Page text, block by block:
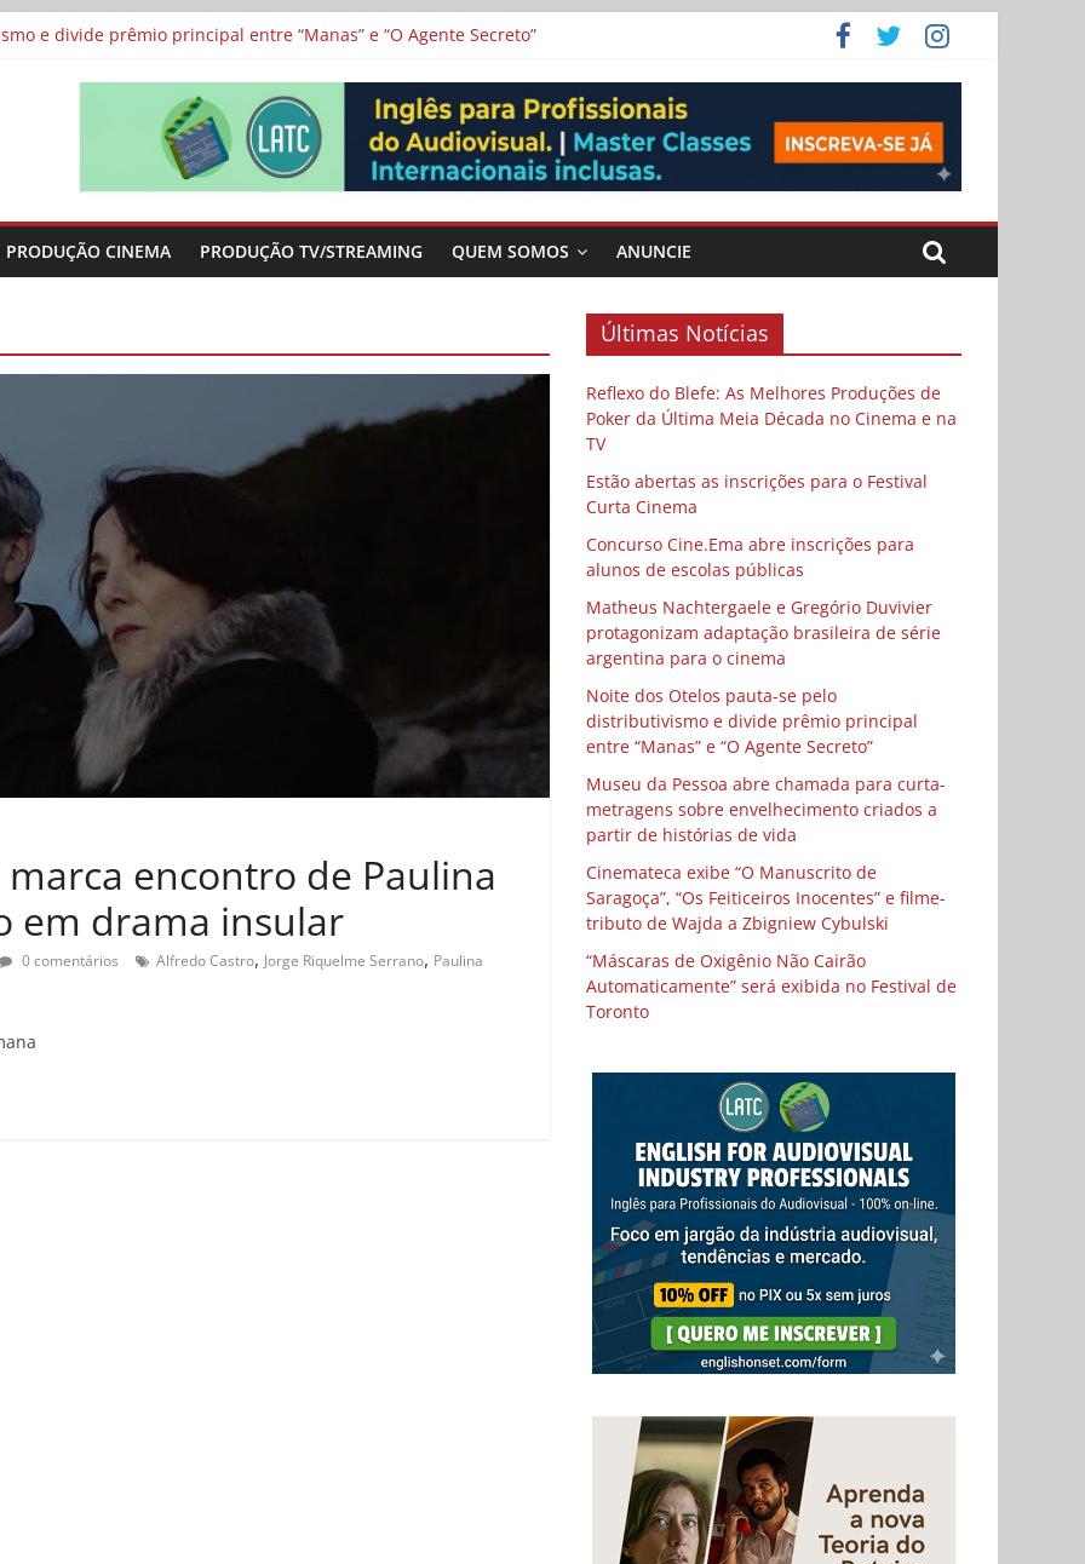
adaptação brasileira de série argentina para o cinema
e divide prêmio principal entre “Manas” e “O Agente Secreto”
Cinema
de escolas públicas
PRODUÇÃO CINEMA PRODUÇÃO TV/STREAMING QUEM SOMOS ANUNCIE
marca encontro de Paulina
em drama insular
0 comentários Alfredo Castro, Jorge Riquelme Serrano, Paulina
Últimas Notícias
Reflexo do Blefe: As Melhores Produções de
Poker da Última Meia Década no Cinema e na
TV
Estão abertas as inscrições para o Festival
Curta Cinema
Concurso Cine.Ema abre inscrições para
alunos de escolas públicas
Matheus Nachtergaele e Gregório Duvivier
protagonizam adaptação brasileira de série
argentina para o cinema
Noite dos Otelos pauta-se pelo
distributivismo e divide prêmio principal
entre “Manas” e “O Agente Secreto”
Museu da Pessoa abre chamada para curta-
metragens sobre envelhecimento criados a
partir de histórias de vida
Cinemateca exibe “O Manuscrito de
Saragoça”, “Os Feiticeiros Inocentes” e filme-
tributo de Wajda a Zbigniew Cybulski
“Máscaras de Oxigênio Não Cairão
Automaticamente” será exibida no Festival de
Toronto